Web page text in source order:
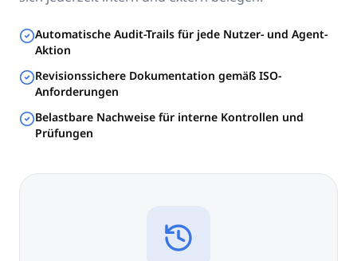
Automatische Audit-Trails für jede Nutzer- und Agent-
Aktion
Revisionssichere Dokumentation gemäß ISO-
Anforderungen
Belastbare Nachweise für interne Kontrollen und
Prüfungen